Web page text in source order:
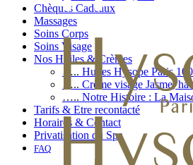
Chèques Cadeaux
Massages
Soins Corps
Soins Visage
Nos Huiles & Crèmes
….. Huiles Hysope Paris
….. Crème visage Jasme,
….. Notre Histoire : La
Tarifs & Etre recontacté
Horaires & Contact
Privatisation du Spa
FAQ